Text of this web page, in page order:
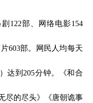
122部、网络电影154
603部。网民人均每天
达到205分钟。《和合
尽的尽头》《唐朝诡事